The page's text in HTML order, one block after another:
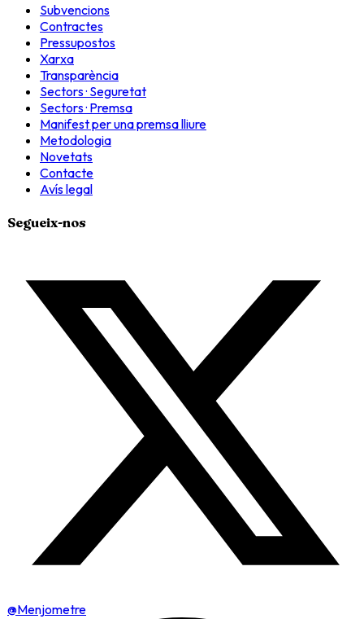
Subvencions
Contractes
Pressupostos
Xarxa
Transparència
Sectors · Seguretat
Sectors · Premsa
Manifest per una premsa lliure
Metodologia
Novetats
Contacte
Avís legal
Segueix-nos
@Menjometre